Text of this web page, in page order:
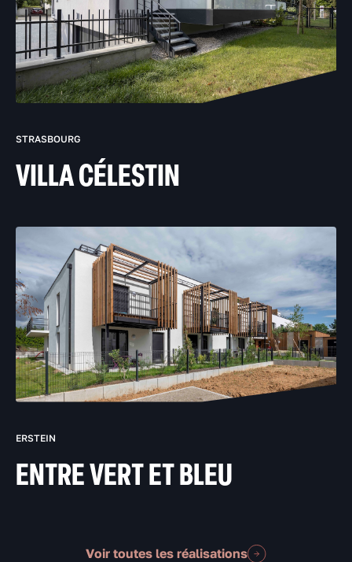
STRASBOURG
VILLA CÉLESTIN
ERSTEIN
ENTRE VERT ET BLEU
Voir toutes les réalisations